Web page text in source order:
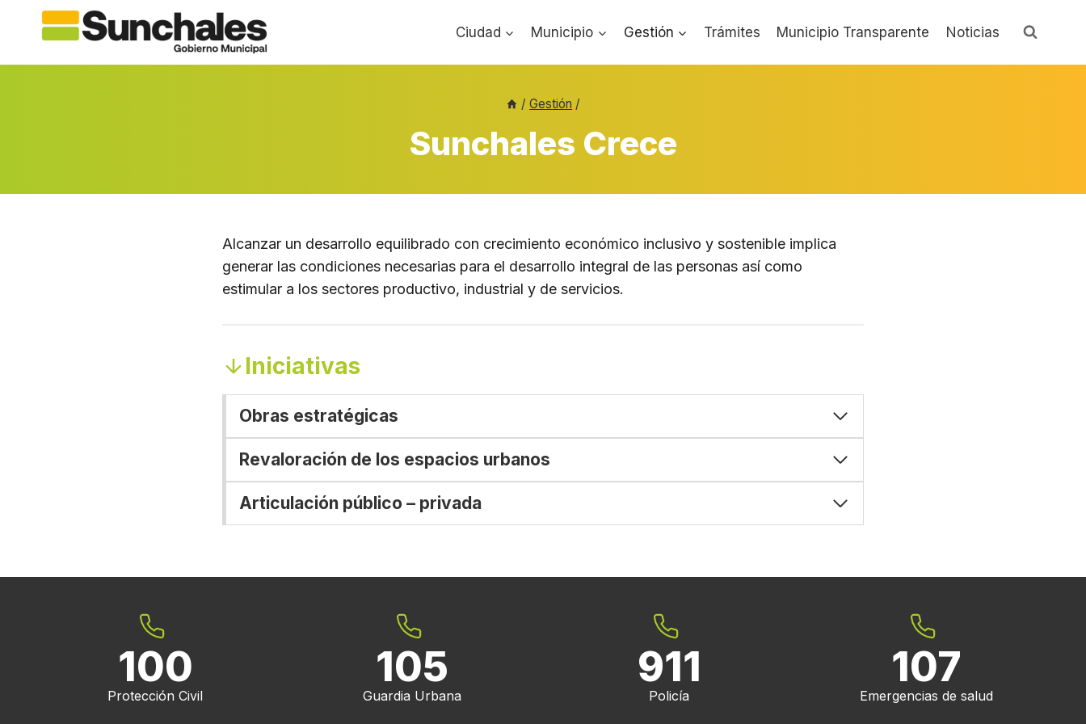
Ciudad Municipio Gestión Trámites Municipio Transparente Noticias
/ Gestión /
Sunchales Crece
Alcanzar un desarrollo equilibrado con crecimiento económico inclusivo y sostenible implica
generar las condiciones necesarias para el desarrollo integral de las personas así como
estimular a los sectores productivo, industrial y de servicios.
Iniciativas
Obras estratégicas
Revaloración de los espacios urbanos
Articulación público – privada
100
Protección Civil
105
Guardia Urbana
911
Policía
107
Emergencias de salud